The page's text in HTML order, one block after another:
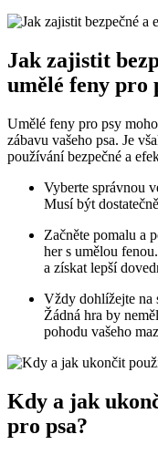
Jak zajistit
umělé feny pro
Umělé feny pro psy
zábavu vašeho psa. Je
používání bezpečné a
Vyberte správnou
Musí být
Začněte pomalu a
her s umělou
a získat lepší
Vždy dohlížejte na
Žádná hra by
pohodu vašeho
Kdy a jak
pro psa?